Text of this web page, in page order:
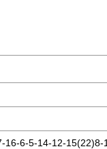
16-6-5-14-12-